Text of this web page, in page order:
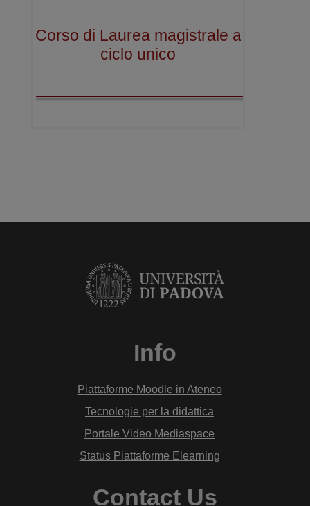
Corso di Laurea magistrale a
ciclo unico
Info
Piattaforme Moodle in Ateneo
Tecnologie per la didattica
Portale Video Mediaspace
Status Piattaforme Elearning
Contact Us